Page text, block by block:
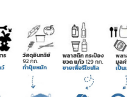
สำนักงานสีเขียว
งวัลและเกียรติประวัติ
กองทุน